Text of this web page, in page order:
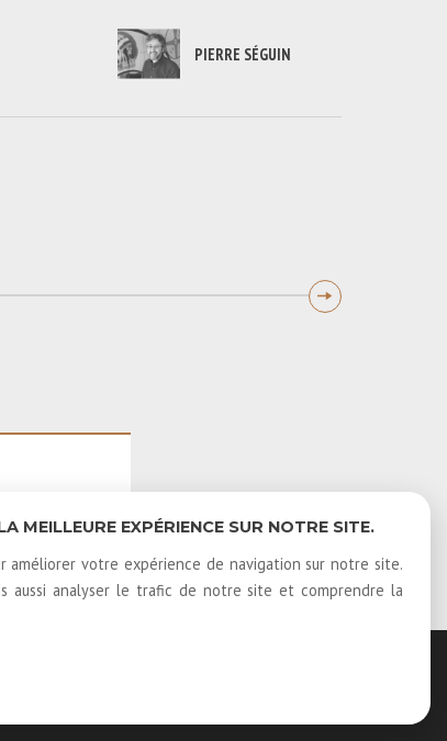
PIERRE SÉGUIN
MEILLEURE EXPÉRIENCE SUR NOTRE SITE.
améliorer votre expérience de navigation sur notre site.
aussi analyser le trafic de notre site et comprendre la